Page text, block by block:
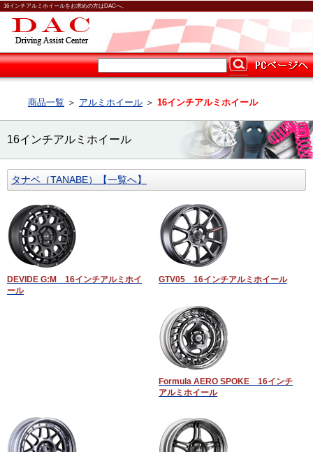
16インチアルミホイールをお求めの方はDACへ。
商品一覧 ＞ アルミホイール ＞ 16インチアルミホイール
16インチアルミホイール
タナベ（TANABE）【一覧へ】
DEVIDE G:M 16インチアルミホイ
ール
GTV05 16インチアルミホイール
Formula AERO SPOKE 16インチ
アルミホイール